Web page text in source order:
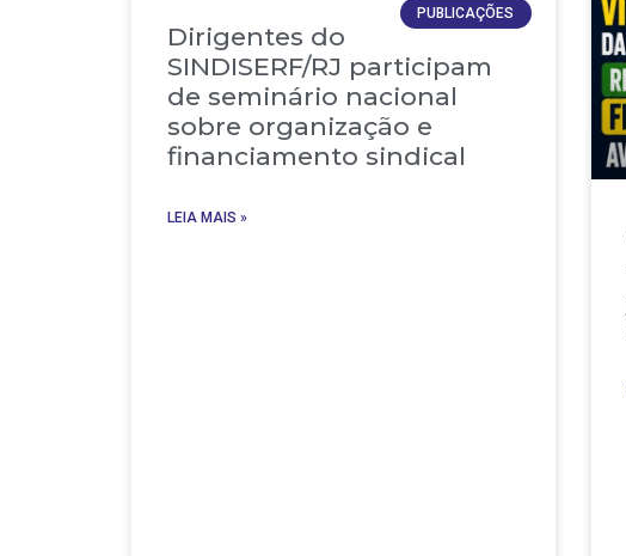
PUBLICAÇÕES
Dirigentes do
SINDISERF/RJ participam
de seminário nacional
sobre organização e
financiamento sindical
LEIA MAIS »